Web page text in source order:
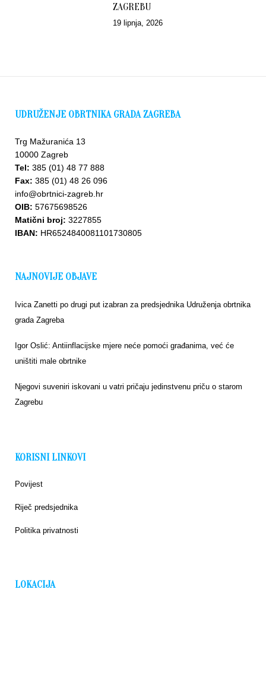
ZAGREBU
19 lipnja, 2026
UDRUŽENJE OBRTNIKA GRADA ZAGREBA
Trg Mažuranića 13
10000 Zagreb
Tel: 385 (01) 48 77 888
Fax: 385 (01) 48 26 096
info@obrtnici-zagreb.hr
OIB: 57675698526
Matični broj: 3227855
IBAN: HR6524840081101730805
NAJNOVIJE OBJAVE
Ivica Zanetti po drugi put izabran za predsjednika Udruženja obrtnika
grada Zagreba
Igor Oslić: Antiinflacijske mjere neće pomoći građanima, već će
uništiti male obrtnike
Njegovi suveniri iskovani u vatri pričaju jedinstvenu priču o starom
Zagrebu
KORISNI LINKOVI
Povijest
Riječ predsjednika
Politika privatnosti
LOKACIJA